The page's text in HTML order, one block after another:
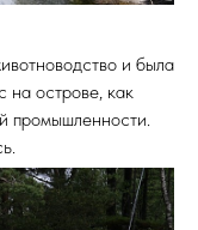
и была
на острове, как
промышленности.